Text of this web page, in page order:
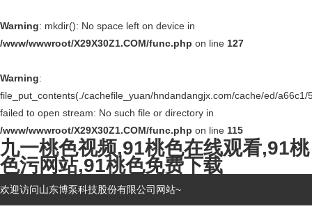
Warning: mkdir(): No space left on device in
/www/wwwroot/X29X30Z1.COM/func.php on line 127
Warning:
file_put_contents(./cachefile_yuan/hndandangjx.com/cache/ed/a66c1/
failed to open stream: No such file or directory in
/www/wwwroot/X29X30Z1.COM/func.php on line 115
九一桃色视频,91桃色在线观看,91桃
色污网站,91桃色免费下载
欢迎访问山东博泵科技股份有限公司网站~